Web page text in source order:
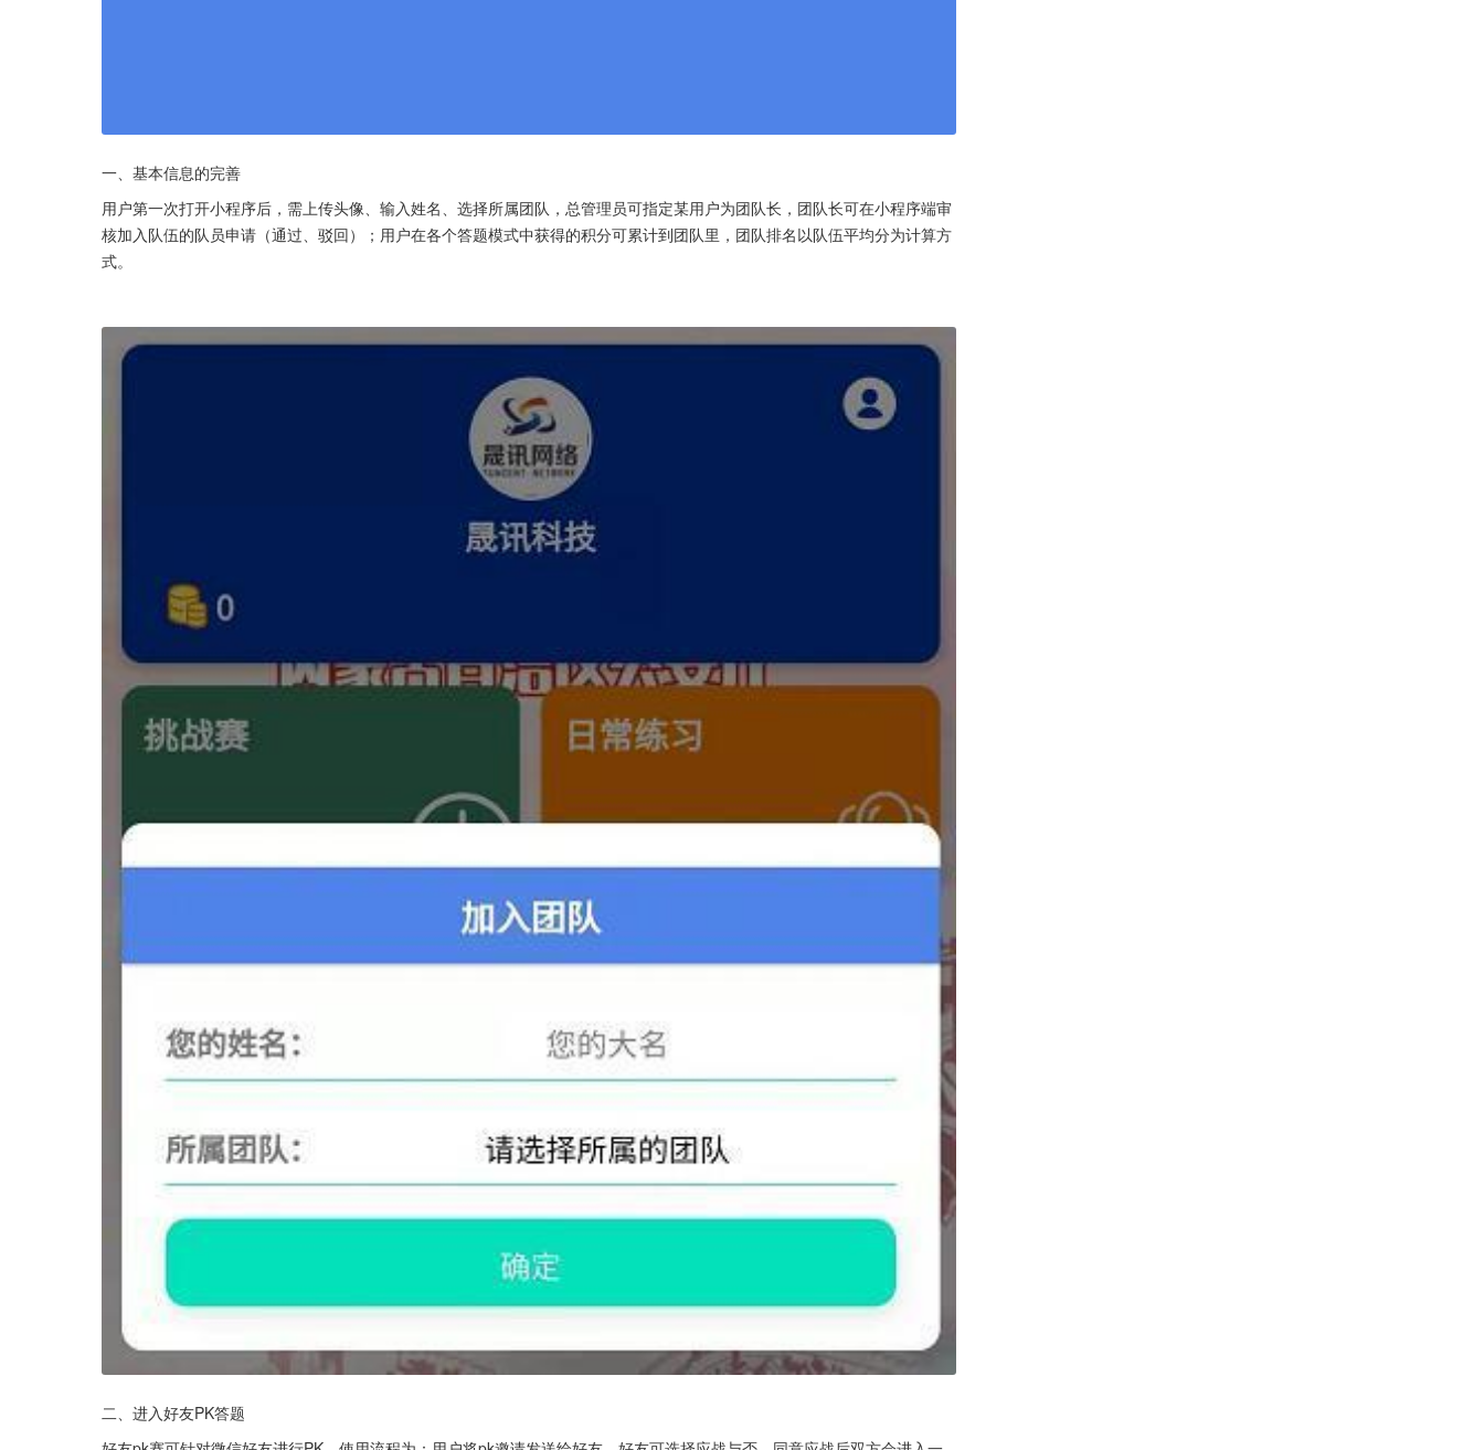
一、基本信息的完善
用户第一次打开小程序后，需上传头像、输入姓名、选择所属团队，总管理员可指定某用户为团队长，团队长可在小程序端审
核加入队伍的队员申请（通过、驳回）；用户在各个答题模式中获得的积分可累计到团队里，团队排名以队伍平均分为计算方
式。
二、进入好友PK答题